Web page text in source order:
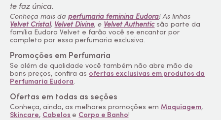
te faz única.
Conheça mais daperfumaria feminina Eudora! As linhas
Velvet Cristal, Velvet Divine, e Velvet Authentic são parte da
família Eudora Velvet e farão você se encantar por
completo por essa perfumaria exclusiva.
Promoções em Perfumaria
Se além de qualidade você também não abre mão de
bons preços, confira as ofertas exclusivas em produtos da
Perfumaria Eudora.
Ofertas em todas as seções
Conheça, ainda, as melhores promoções emMaquiagem,
Skincare, Cabelos e Corpo e Banho!